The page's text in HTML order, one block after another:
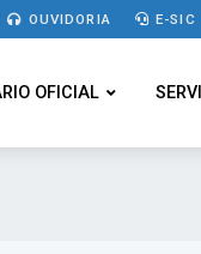
OUVIDORIA E-SIC
OFICIAL